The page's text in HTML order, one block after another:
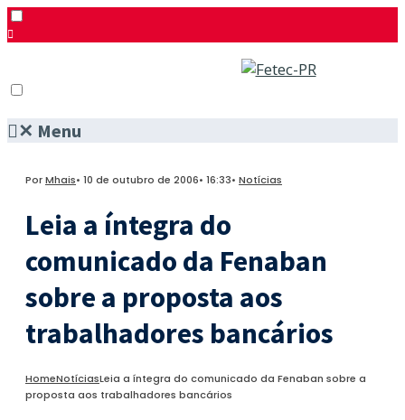
✕ Menu
PorMhais• 10 de outubro de 2006• 16:33• Notícias
Leia a íntegra do
comunicado da Fenaban
sobre a proposta aos
trabalhadores bancários
HomeNotíciasLeia a íntegra do comunicado da Fenaban sobre a
proposta aos trabalhadores bancários